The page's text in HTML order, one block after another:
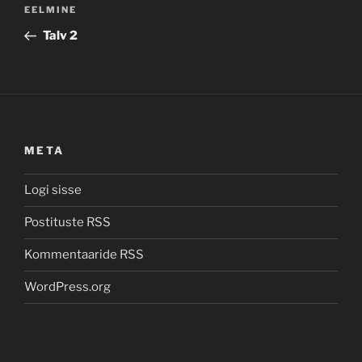
Previous
Post
EELMINE
Talv 2
META
Logi sisse
Postituste RSS
Kommentaaride RSS
WordPress.org